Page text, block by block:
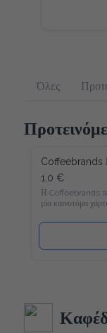
Όλες
Coffeebrands
1.0 €
Η Coffeebrands
καινοτόμα
Το νέο νερό
ιδανικές
Pak που θα
απολαμβάνουν το
το περιβάλλον
λιγότερο δυνατό
πλεονέκτημα
χρήση, έτσι ώστε